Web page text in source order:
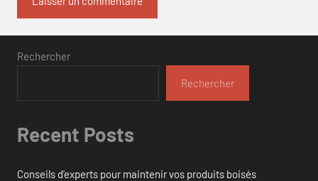
Rechercher
Rechercher
Recent Posts
Conseils d’experts pour maintenir vos produits boisés